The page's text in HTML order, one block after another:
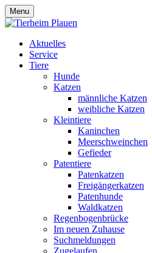
Menu
Aktuelles
Service
Tiere
Hunde
Katzen
männliche Katzen
weibliche Katzen
Kleintiere
Kaninchen
Meerschweinchen
Gefieder
Patentiere
Patenkatzen
Freigängerkatzen
Patenhunde
Waldkatzen
Regenbogenbrücke
Im neuen Zuhause
Suchmeldungen
Zugelaufen